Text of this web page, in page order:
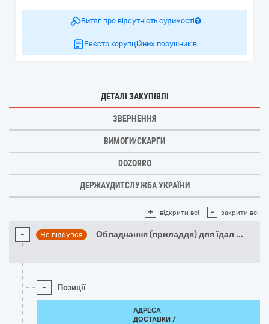
Витяг про відсутність судимості
Реєстр корупційних порушників
ДЕТАЛІ ЗАКУПІВЛІ
ЗВЕРНЕННЯ
ВИМОГИ/СКАРГИ
DOZORRO
ДЕРЖАУДИТСЛУЖБА УКРАЇНИ
+ відкрити всі - закрити всі
- Не відбувся Обладнання (приладдя) для їдал ...
- Позиції
АДРЕСА
ДОСТАВКИ /